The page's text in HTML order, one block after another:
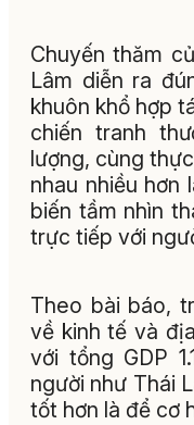
Chuyến thăm
Lâm diễn ra
khuôn khổ hợp
chiến tranh
lượng, cùng
nhau nhiều hơn
biến tầm nhìn
trực tiếp với
Theo bài báo,
về kinh tế và
với tổng GDP
người như Thái
tốt hơn là để cơ